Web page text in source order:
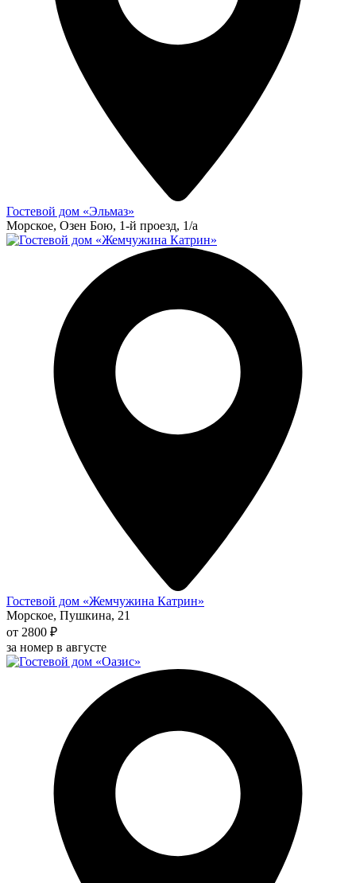
Гостевой дом «Эльмаз»
Морское, Озен Бою, 1-й проезд, 1/а
Гостевой дом «Жемчужина Катрин»
Морское, Пушкина, 21
от 2800 ₽
за номер в августе